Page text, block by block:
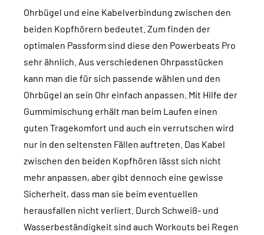
Ohrbügel und eine Kabelverbindung zwischen den
beiden Kopfhörern bedeutet. Zum finden der
optimalen Passform sind diese den Powerbeats Pro
sehr ähnlich. Aus verschiedenen Ohrpasstücken
kann man die für sich passende wählen und den
Ohrbügel an sein Ohr einfach anpassen. Mit Hilfe der
Gummimischung erhält man beim Laufen einen
guten Tragekomfort und auch ein verrutschen wird
nur in den seltensten Fällen auftreten. Das Kabel
zwischen den beiden Kopfhören lässt sich nicht
mehr anpassen, aber gibt dennoch eine gewisse
Sicherheit, dass man sie beim eventuellen
herausfallen nicht verliert. Durch Schweiß- und
Wasserbeständigkeit sind auch Workouts bei Regen